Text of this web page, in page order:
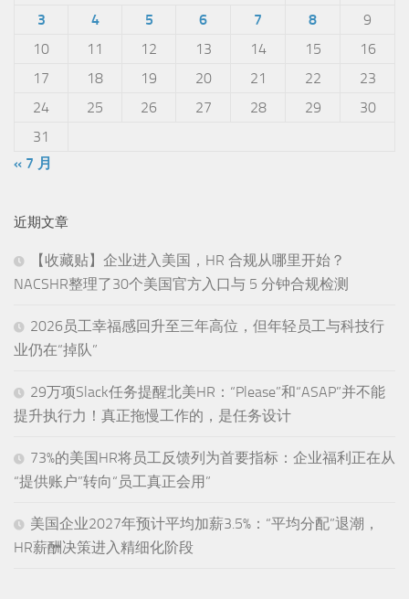
3
4 5 6 7 8
9
10
11 12 13 14 15
16
17
18 19 20 21 22
23
24
25 26 27 28 29
30
31
« 7 月
近期文章
【收藏贴】企业进入美国，HR 合规从哪里开始？
NACSHR整理了30个美国官方入口与 5 分钟合规检测
2026员工幸福感回升至三年高位，但年轻员工与科技行
业仍在“掉队”
29万项Slack任务提醒北美HR：“Please”和“ASAP”并不能
提升执行力！真正拖慢工作的，是任务设计
73%的美国HR将员工反馈列为首要指标：企业福利正在从
“提供账户”转向“员工真正会用”
美国企业2027年预计平均加薪3.5%：“平均分配”退潮，
HR薪酬决策进入精细化阶段